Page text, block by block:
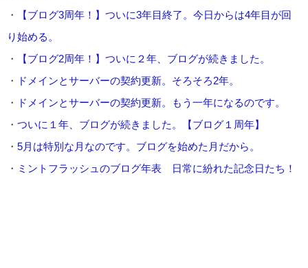
・
【ブログ3周年！】ついに3年目終了。今日からは4年目が回
り始める。
・
【ブログ2周年！】ついに２年、ブログが続きました。
・
ドメインとサーバーの契約更新。そろそろ2年。
・
ドメインとサーバーの契約更新。もう一年になるのです。
・ ついに１年、ブログが続きました。【ブログ１周年】
・ 5月は特別な月なのです。ブログを始めた月だから。
・ ミントフラッシュのブログ年表 日常に紛れた記念日たち！